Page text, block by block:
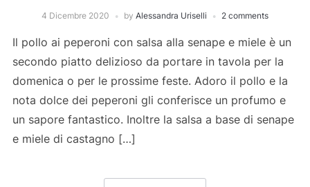
4 Dicembre 2020 by Alessandra Uriselli 2 comments
Il pollo ai peperoni con salsa alla senape e miele è un
secondo piatto delizioso da portare in tavola per la
domenica o per le prossime feste. Adoro il pollo e la
nota dolce dei peperoni gli conferisce un profumo e
un sapore fantastico. Inoltre la salsa a base di senape
e miele di castagno […]